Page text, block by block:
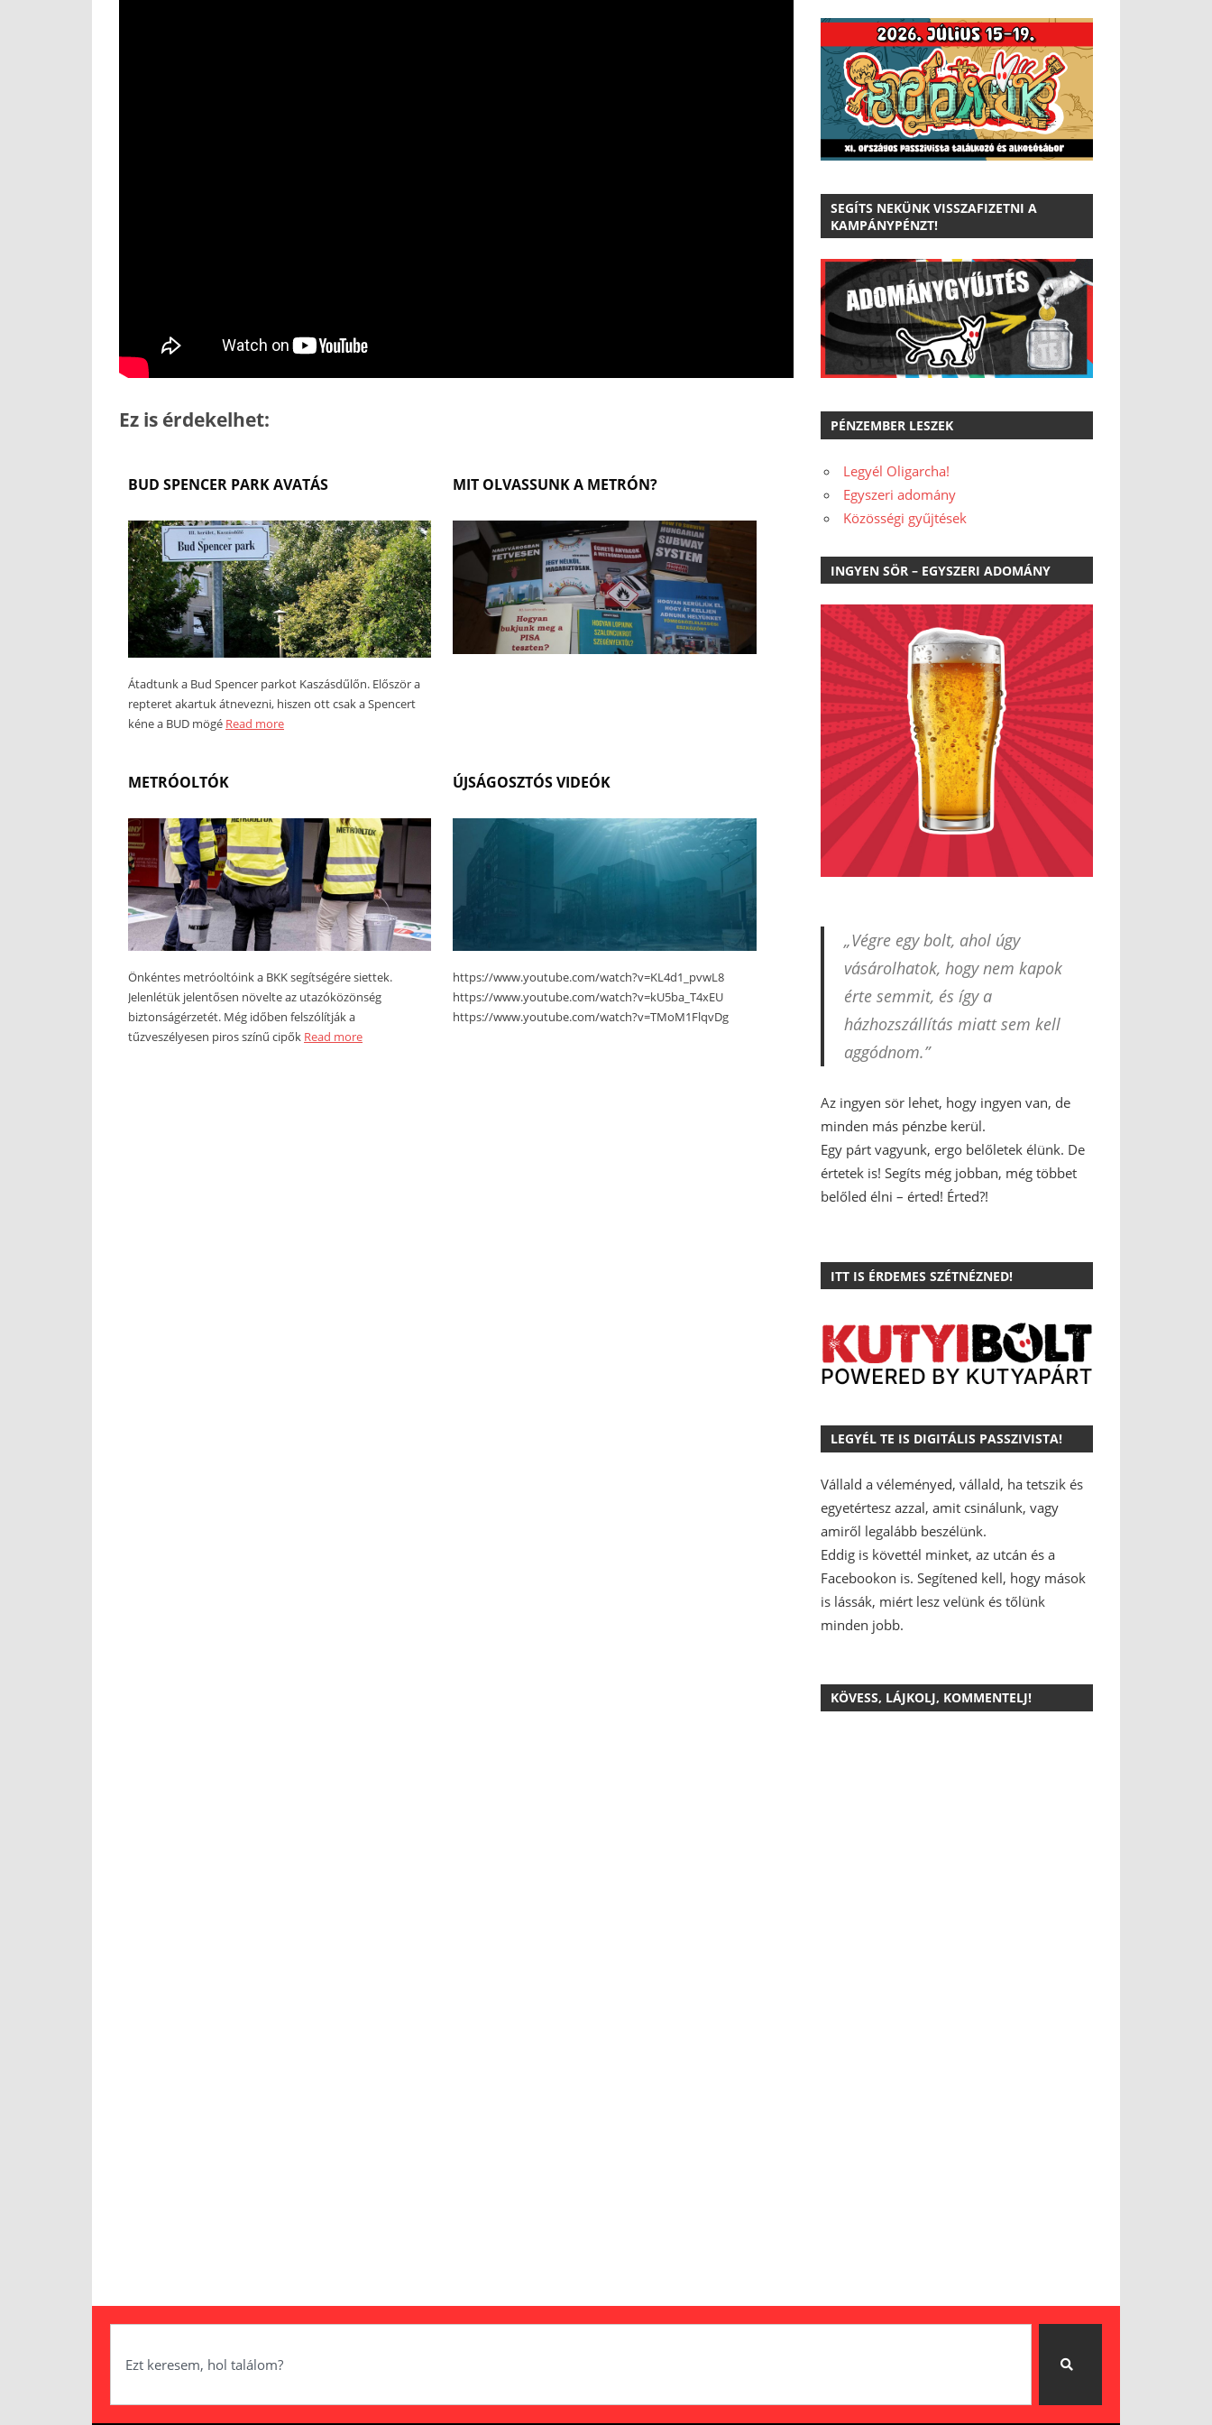
Ez is érdekelhet:
BUD SPENCER PARK AVATÁS
Átadtunk a Bud Spencer parkot Kaszásdűlőn. Először a
repteret akartuk átnevezni, hiszen ott csak a Spencert
kéne a BUD mögé Read more
MIT OLVASSUNK A METRÓN?
METRÓOLTÓK
Önkéntes metróoltóink a BKK segítségére siettek.
Jelenlétük jelentősen növelte az utazóközönség
biztonságérzetét. Még időben felszólítják a
tűzveszélyesen piros színű cipők Read more
ÚJSÁGOSZTÓS VIDEÓK
https://www.youtube.com/watch?v=KL4d1_pvwL8
https://www.youtube.com/watch?v=kU5ba_T4xEU
https://www.youtube.com/watch?v=TMoM1FlqvDg
SEGÍTS NEKÜNK VISSZAFIZETNI A
KAMPÁNYPÉNZT!
PÉNZEMBER LESZEK
Legyél Oligarcha!
Egyszeri adomány
Közösségi gyűjtések
INGYEN SÖR – EGYSZERI ADOMÁNY
„Végre egy bolt, ahol úgy
vásárolhatok, hogy nem kapok
érte semmit, és így a
házhozszállítás miatt sem kell
aggódnom.”
Az ingyen sör lehet, hogy ingyen van, de
minden más pénzbe kerül.
Egy párt vagyunk, ergo belőletek élünk. De
értetek is! Segíts még jobban, még többet
belőled élni – érted! Érted?!
ITT IS ÉRDEMES SZÉTNÉZNED!
LEGYÉL TE IS DIGITÁLIS PASSZIVISTA!
Vállald a véleményed, vállald, ha tetszik és
egyetértesz azzal, amit csinálunk, vagy
amiről legalább beszélünk.
Eddig is követtél minket, az utcán és a
Facebookon is. Segítened kell, hogy mások
is lássák, miért lesz velünk és tőlünk
minden jobb.
KÖVESS, LÁJKOLJ, KOMMENTELJ!